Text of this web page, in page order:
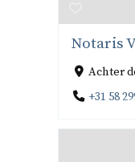
Notaris
Achter
+31 58